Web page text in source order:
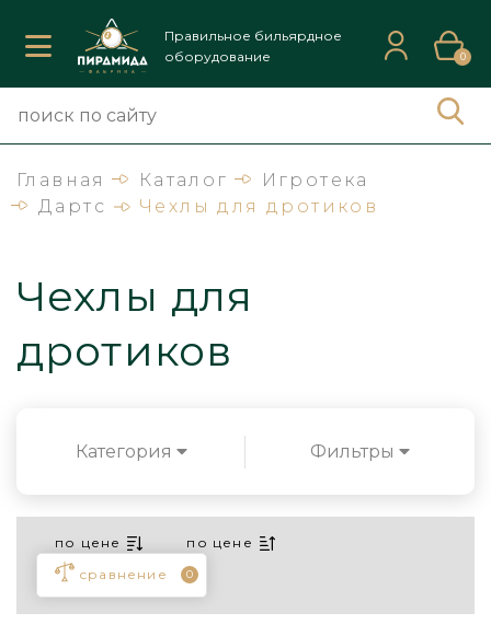
Правильное бильярдное
оборудование
0
Главная Каталог
Игротека
Дартс
Чехлы для дротиков
Чехлы для
дротиков
Категория Фильтры
по цене
по цене
сравнение
0